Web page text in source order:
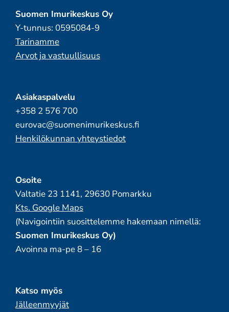
Suomen Imurikeskus Oy
Y-tunnus: 0595084-9
Tarinamme
Arvot ja vastuullisuus
Asiakaspalvelu
+358 2 576 700
eurovac@suomenimurikeskus.fi
Henkilökunnan yhteystiedot
Osoite
Valtatie 23 1141, 29630 Pomarkku
Kts. Google Maps
(Navigointiin suosittelemme hakemaan nimellä:
Suomen Imurikeskus Oy)
Avoinna ma-pe 8 – 16
Katso myös
Jälleenmyyjät